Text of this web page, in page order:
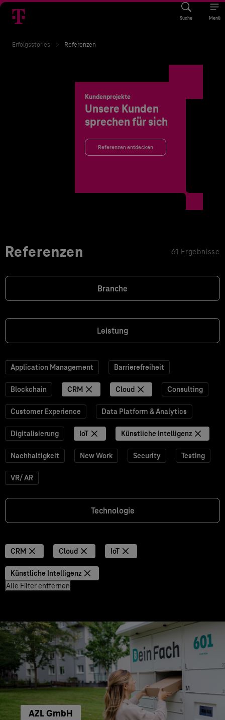
Suche Menü
Erfolgsstories Referenzen
Kundenprojekte
Unsere Kunden
sprechen für sich
Referenzen entdecken
Referenzen 61 Ergebnisse
Branche
Leistung
Application Management Barrierefreiheit
Blockchain CRM Cloud Consulting
Customer Experience Data Platform & Analytics
Digitalisierung IoT Künstliche Intelligenz
Nachhaltigkeit New Work Security Testing
VR/ AR
Technologie
CRM Cloud IoT
Künstliche Intelligenz
Alle Filter entfernen
AZL GmbH